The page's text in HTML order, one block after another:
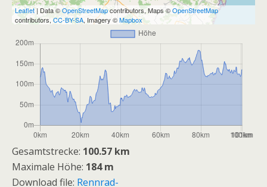
Leaflet | Data ©OpenStreetMapcontributors, Maps ©OpenStreetMap
contributors, CC-BY-SA, Imagery ©Mapbox
Gesamtstrecke: 100.57 km
Maximale Höhe: 184 m
Download file: Rennrad-